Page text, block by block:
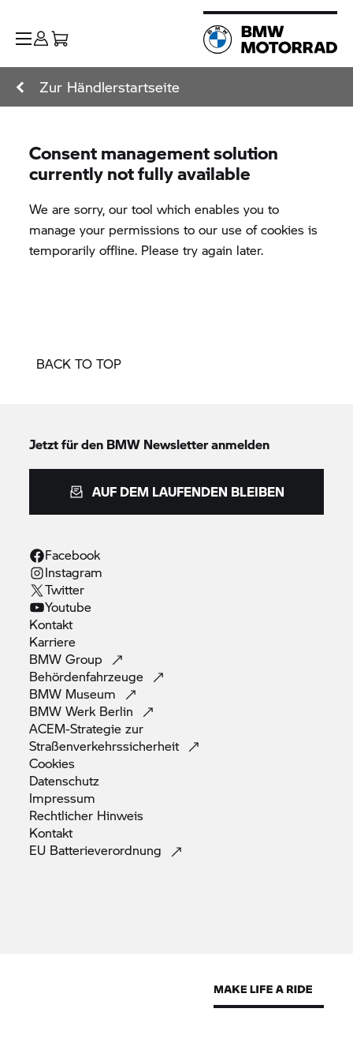
Zur Händlerstartseite
BACK TO TOP
Jetzt für den BMW Newsletter anmelden
AUF DEM LAUFENDEN BLEIBEN
Facebook
Instagram
Twitter
Youtube
Kontakt
Karriere
BMWGroup
Behördenfahrzeuge
BMW Museum
BMW Werk Berlin
ACEM-Strategie zur
Straßenverkehrssicherheit
Cookies
Datenschutz
Impressum
Rechtlicher Hinweis
Kontakt
EU Batterieverordnung